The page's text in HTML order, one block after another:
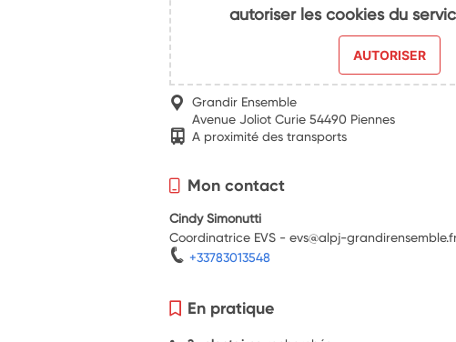
autoriser les cookies du
AUTORISER
Grandir Ensemble
Avenue Joliot Curie 54490 Piennes
A proximité des transports
Mon contact
Cindy Simonutti
Coordinatrice EVS - evs@alpj-
+33783013548
En pratique